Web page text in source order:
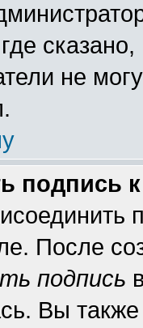
не
подпись
После
подпись
Вы